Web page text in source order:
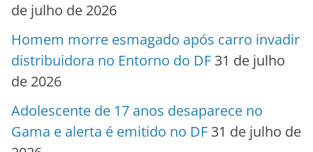
de julho de 2026
Homem morre esmagado após carro invadir
distribuidora no Entorno do DF 31 de julho
de 2026
Adolescente de 17 anos desaparece no
Gama e alerta é emitido no DF 31 de julho de